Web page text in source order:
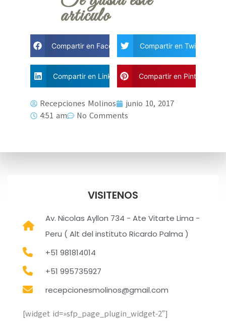
articulo
Compartir en Facebook Compartir en Twitter
Compartir en Linkdin Compartir en Pinterest
Recepciones Molinos
junio 10, 2017
4:51 am
No Comments
VISITENOS
Av. Nicolas Ayllon 734 - Ate Vitarte Lima -
Peru ( Alt del instituto Ricardo Palma )
+51 981814014
+51 995735927
recepcionesmolinos@gmail.com
[widget id=»sfp_page_plugin_widget-2″]